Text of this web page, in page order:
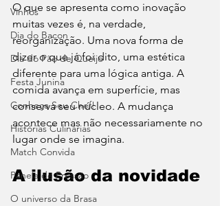
Vinhos
Dia do Bacon
Dia do Pão de Queijo
Festa Junina
Conheça Seu Chef!
Histórias Culinárias
Match Convida
Panela de Pressão
O universo da Brasa
O que se apresenta como inovação
muitas vezes é, na verdade,
reorganização. Uma nova forma de
dizer o que já foi dito, uma estética
diferente para uma lógica antiga. A
comida avança em superfície, mas
conserva seu núcleo. A mudança
acontece mas não necessariamente no
lugar onde se imagina.
A ilusão da novidade